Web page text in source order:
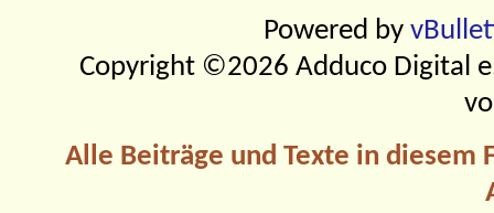
Powered by
Copyright ©2026 Adduco Digital
Alle Beiträge und Texte in